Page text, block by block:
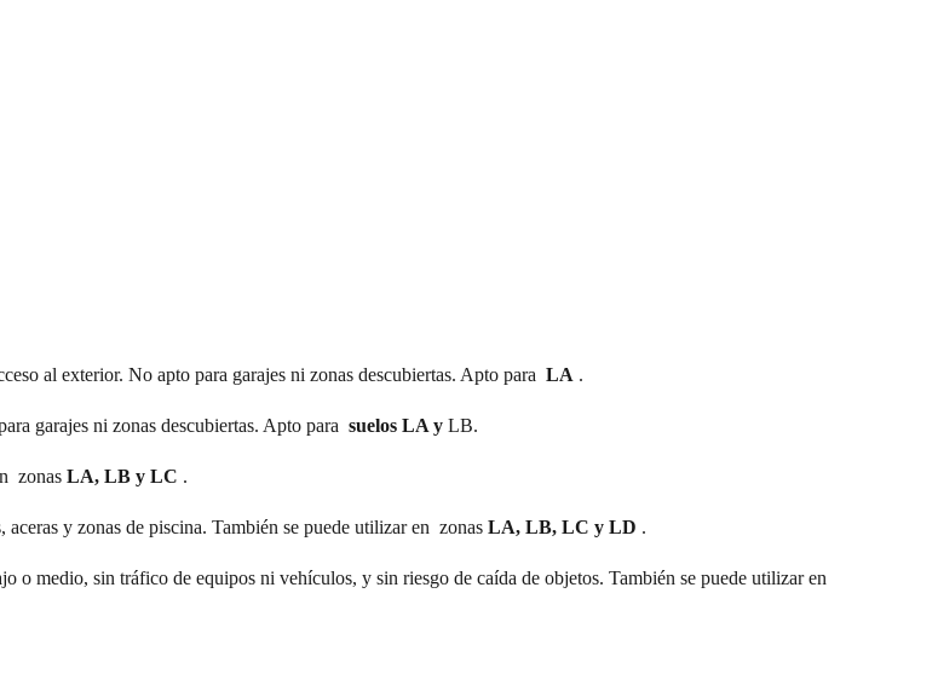
al exterior. No apto para garajes ni zonas descubiertas. Apto para LA .
garajes ni zonas descubiertas. Apto para suelos LA y LB.
zonas LA, LB y LC .
y zonas de piscina. También se puede utilizar en zonas LA, LB, LC y LD .
o medio, sin tráfico de equipos ni vehículos, y sin riesgo de caída de objetos. También se puede utilizar en